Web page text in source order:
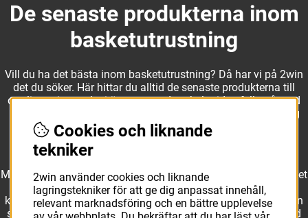
De senaste produkterna inom
basketutrustning
Vill du ha det bästa inom basketutrustning? Då har vi på 2win
det du söker. Här hittar du alltid de senaste produkterna till
otroliga priser, och vi är noga med att hela tiden fylla på med
nyheter i webbshopen. Det gör oss till ett naturligt val för dig
som vill ha utrustning som överträffar alla andra märken.
Med ett av Sveriges största kläd- och skosortiment inom basket
kan vi erbjuda allt som du eller din klubb behöver. Välj ut
kvalitativa basketbollar och basketskor från välkända märken
som Molten, Nike, Adidas och Spalding och komplettera med
Cookies och liknande
tekniker
2win använder cookies och liknande
lagringstekniker för att ge dig anpassat innehåll,
relevant marknadsföring och en bättre upplevelse